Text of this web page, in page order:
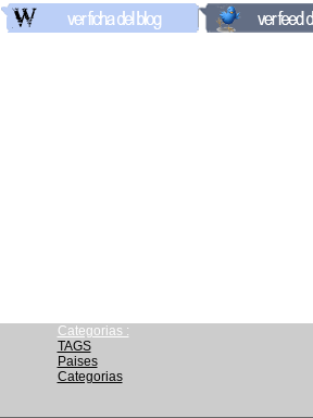
Categorias :
TAGS
Paises
Categorias